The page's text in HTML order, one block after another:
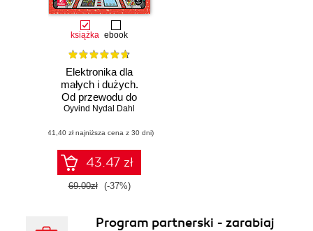
książka ebook
Elektronika dla
małych i dużych.
Od przewodu do
obwodu
Oyvind Nydal Dahl
(41,40 zł najniższa cena z 30 dni)
43.47 zł
69.00zł (-37%)
Program partnerski - zarabiaj